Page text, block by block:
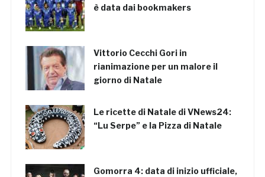
è data dai bookmakers
Vittorio Cecchi Gori in
rianimazione per un malore il
giorno di Natale
Le ricette di Natale di VNews24:
“Lu Serpe” e la Pizza di Natale
Gomorra 4: data di inizio ufficiale,